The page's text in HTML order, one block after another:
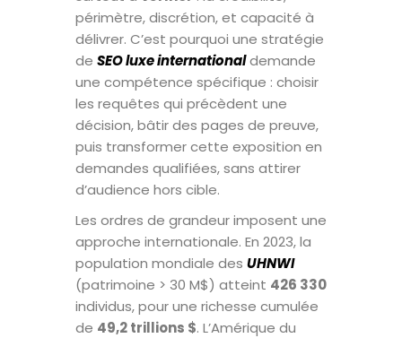
périmètre, discrétion, et capacité à
délivrer. C’est pourquoi une stratégie
de SEO luxe internationaldemande
une compétence spécifique : choisir
les requêtes qui précèdent une
décision, bâtir des pages de preuve,
puis transformer cette exposition en
demandes qualifiées, sans attirer
d’audience hors cible.
Les ordres de grandeur imposent une
approche internationale. En 2023, la
population mondiale des UHNWI
(patrimoine > 30 M$) atteint 426 330
individus, pour une richesse cumulée
de 49,2 trillions $. L’Amérique du